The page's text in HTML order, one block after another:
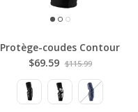
Protège-coudes Contour
$69.59 $115.99